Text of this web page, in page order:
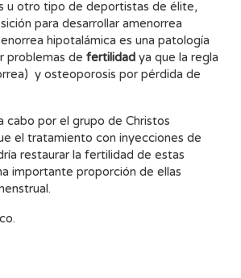
u otro tipo de deportistas de élite,
para desarrollar amenorrea
hipotalámica es una patología
problemas de fertilidad ya que la regla
y osteoporosis por pérdida de
cabo por el grupo de Christos
el tratamiento con inyecciones de
restaurar la fertilidad de estas
importante proporción de ellas